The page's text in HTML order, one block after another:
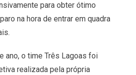
para obter ótimo
na hora de entrar em quadra
ano, o time Três Lagoas foi
realizada pela própria